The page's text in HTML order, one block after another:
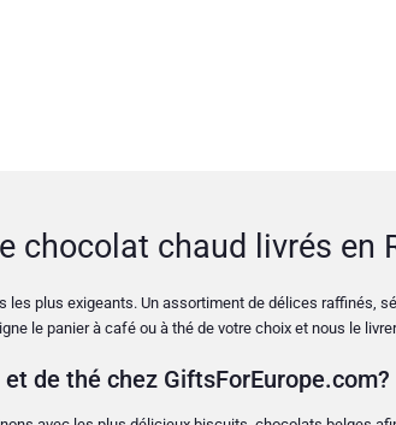
chocolat chaud livrés en
plus exigeants. Un assortiment de délices raffinés,
le panier à café ou à thé de votre choix et nous le
de thé chez GiftsForEurope.com?